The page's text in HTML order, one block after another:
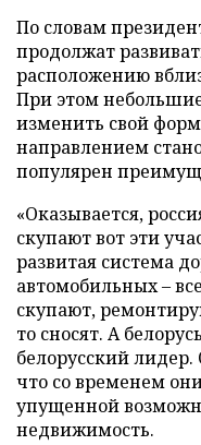
По словам
продолжат
расположению
При этом
изменить свой
направлением
популярен
«Оказывается,
скупают вот эти
развитая система
автомобильных –
скупают,
то сносят. А
белорусский
что со временем
упущенной
недвижимость.